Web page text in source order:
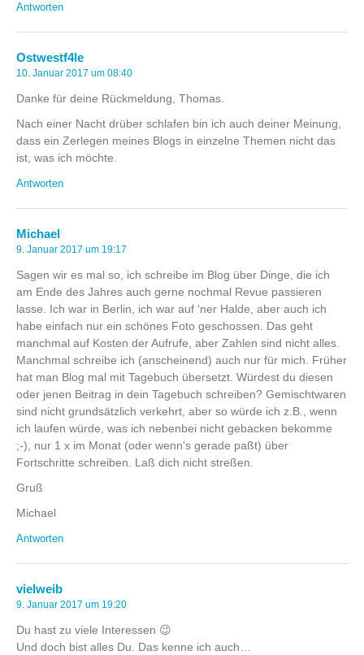
Antworten
Ostwestf4le
10. Januar 2017 um 08:40
Danke für deine Rückmeldung, Thomas.
Nach einer Nacht drüber schlafen bin ich auch deiner Meinung,
dass ein Zerlegen meines Blogs in einzelne Themen nicht das
ist, was ich möchte.
Antworten
Michael
9. Januar 2017 um 19:17
Sagen wir es mal so, ich schreibe im Blog über Dinge, die ich
am Ende des Jahres auch gerne nochmal Revue passieren
lasse. Ich war in Berlin, ich war auf ‘ner Halde, aber auch ich
habe einfach nur ein schönes Foto geschossen. Das geht
manchmal auf Kosten der Aufrufe, aber Zahlen sind nicht alles.
Manchmal schreibe ich (anscheinend) auch nur für mich. Früher
hat man Blog mal mit Tagebuch übersetzt. Würdest du diesen
oder jenen Beitrag in dein Tagebuch schreiben? Gemischtwaren
sind nicht grundsätzlich verkehrt, aber so würde ich z.B., wenn
ich laufen würde, was ich nebenbei nicht gebacken bekomme
;-), nur 1 x im Monat (oder wenn’s gerade paßt) über
Fortschritte schreiben. Laß dich nicht streßen.
Gruß
Michael
Antworten
vielweib
9. Januar 2017 um 19:20
Du hast zu viele Interessen 😉
Und doch bist alles Du. Das kenne ich auch…